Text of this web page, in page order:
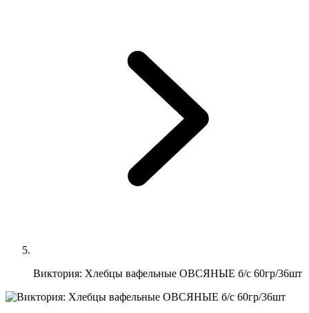
Виктория: Хлебцы вафельные ОВСЯНЫЕ б/с 60гр/36шт